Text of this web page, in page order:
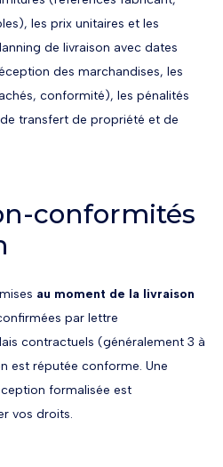
les prix unitaires et les
de livraison avec dates
des marchandises, les
conformité), les pénalités
transfert de propriété et de
conformités
au moment de la livraison
par lettre
contractuels (généralement 3 à
est réputée conforme. Une
formalisée est
vos droits.